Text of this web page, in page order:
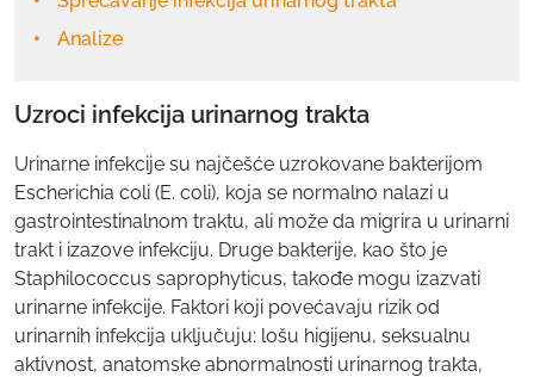
Analize
Uzroci infekcija urinarnog trakta
Urinarne infekcije su najčešće uzrokovane bakterijom
Escherichia coli (E. coli), koja se normalno nalazi u
gastrointestinalnom traktu, ali može da migrira u urinarni
trakt i izazove infekciju. Druge bakterije, kao što je
Staphilococcus saprophyticus, takođe mogu izazvati
urinarne infekcije. Faktori koji povećavaju rizik od
urinarnih infekcija uključuju: lošu higijenu, seksualnu
aktivnost, anatomske abnormalnosti urinarnog trakta,